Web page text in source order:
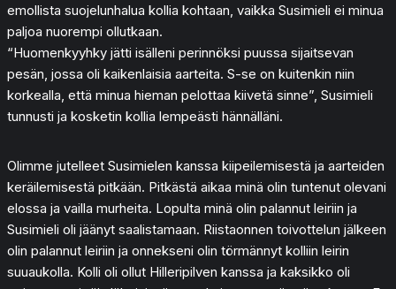
emollista suojelunhalua kollia kohtaan, vaikka Susimieli ei minua
paljoa nuorempi ollutkaan.
“Huomenkyyhky jätti isälleni perinnöksi puussa sijaitsevan
pesän, jossa oli kaikenlaisia aarteita. S-se on kuitenkin niin
korkealla, että minua hieman pelottaa kiivetä sinne”, Susimieli
tunnusti ja kosketin kollia lempeästi hännälläni.
Olimme jutelleet Susimielen kanssa kiipeilemisestä ja aarteiden
keräilemisestä pitkään. Pitkästä aikaa minä olin tuntenut olevani
elossa ja vailla murheita. Lopulta minä olin palannut leiriin ja
Susimieli oli jäänyt saalistamaan. Riistaonnen toivottelun jälkeen
olin palannut leiriin ja onnekseni olin törmännyt kolliin leirin
suuaukolla. Kolli oli ollut Hilleripilven kanssa ja kaksikko oli